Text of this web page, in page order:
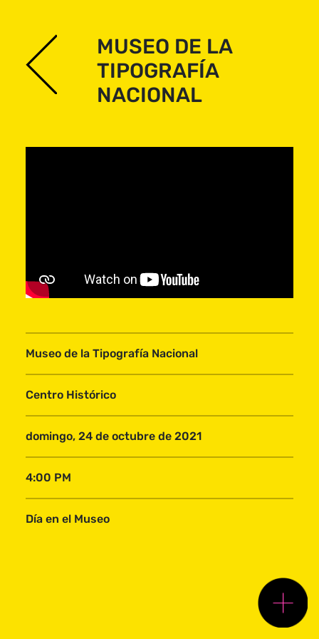
El Festival
Recorridos 360
Embajadas
23FCH ED. 2020
7 avenida 11-66, zona 1. Centro Histórico
(+502) 2285-8990 al 52
MUSEO DE LA
TIPOGRAFÍA
NACIONAL
Museo de la Tipografía Nacional
Centro Histórico
domingo, 24 de octubre de 2021
4:00 PM
Día en el Museo